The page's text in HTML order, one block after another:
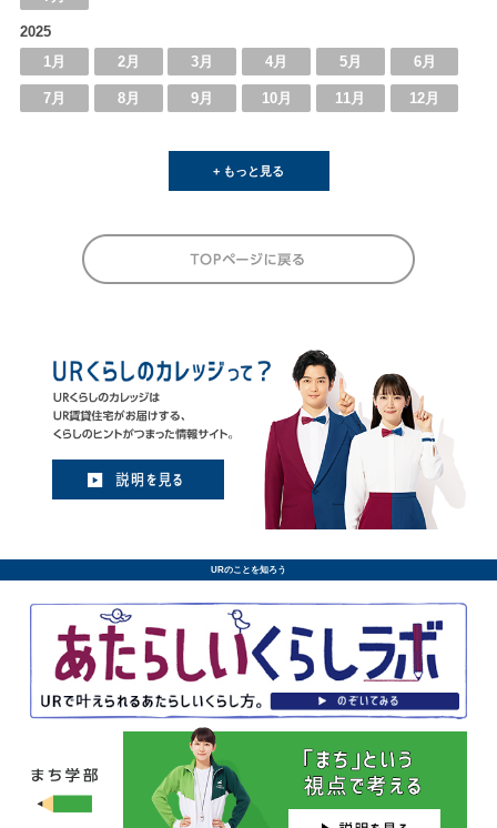
2025
1月
2月 3月 4月 5月 6月
7月 8月 9月 10月 11月 12月
+ もっと見る
URのことを知ろう